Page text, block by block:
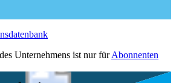
Unternehmens ist nur fürAbonnenten